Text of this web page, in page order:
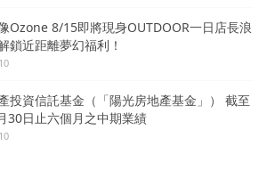
Ozone 8/15即將現身OUTDOOR一日店長浪
鎖近距離夢幻福利！
投資信託基金（「陽光房地產基金」） 截至
30日止六個月之中期業績